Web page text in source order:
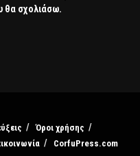
θα σχολιάσω.
Όροι χρήσης
CorfuPress.com